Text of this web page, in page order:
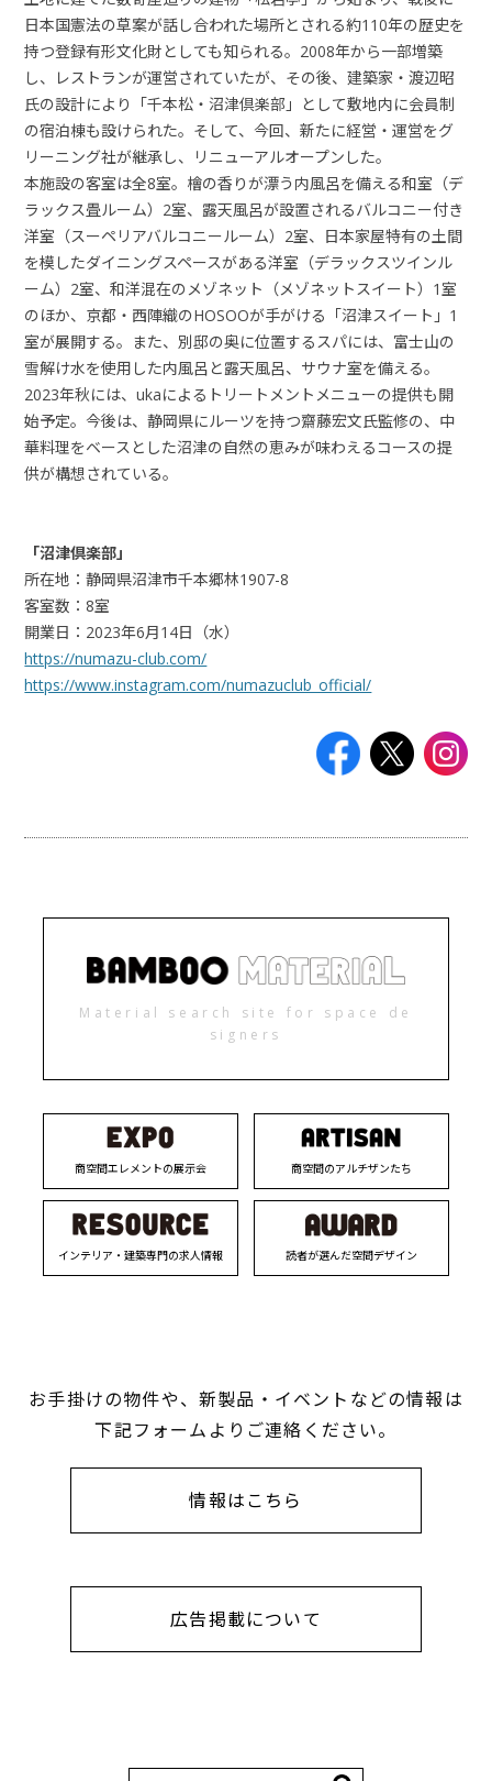
日本国憲法の草案が話し合われた場所とされる約110年の歴史を
持つ登録有形文化財としても知られる。2008年から一部増築
し、レストランが運営されていたが、その後、建築家・渡辺昭
氏の設計により「千本松・沼津倶楽部」として敷地内に会員制
の宿泊棟も設けられた。そして、今回、新たに経営・運営をグ
リーニング社が継承し、リニューアルオープンした。
本施設の客室は全8室。檜の香りが漂う内風呂を備える和室（デ
ラックス畳ルーム）2室、露天風呂が設置されるバルコニー付き
洋室（スーペリアバルコニールーム）2室、日本家屋特有の土間
を模したダイニングスペースがある洋室（デラックスツインル
ーム）2室、和洋混在のメゾネット（メゾネットスイート）1室
のほか、京都・西陣織のHOSOOが手がける「沼津スイート」1
室が展開する。また、別邸の奥に位置するスパには、富士山の
雪解け水を使用した内風呂と露天風呂、サウナ室を備える。
2023年秋には、ukaによるトリートメントメニューの提供も開
始予定。今後は、静岡県にルーツを持つ齋藤宏文氏監修の、中
華料理をベースとした沼津の自然の恵みが味わえるコースの提
供が構想されている。
「沼津倶楽部」
所在地：静岡県沼津市千本郷林1907-8
客室数：8室
開業日：2023年6月14日（水）
https://numazu-club.com/
https://www.instagram.com/numazuclub_official/
Material search site for space de
signers
商空間エレメントの展示会 商空間のアルチザンたち
インテリア・建築専門の求人情報 読者が選んだ空間デザイン
お手掛けの物件や、新製品・イベントなどの情報は
下記フォームよりご連絡ください。
情報はこちら
広告掲載について